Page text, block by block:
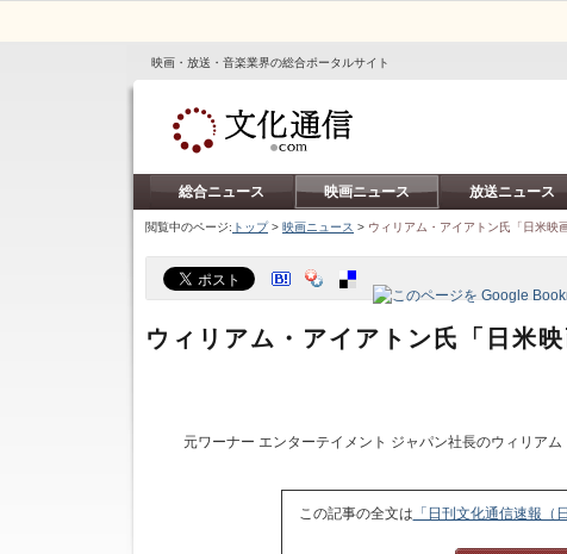
映画・放送・音楽業界の総合ポータルサイト
総合ニュース 映画ニュース 放送ニュース
閲覧中のページ: トップ> 映画ニュース > ウィリアム・アイアトン氏「日米映
ウィリアム・アイアトン氏「日米
元ワーナー エンターテイメント ジャパン社長のウィリア
この記事の全文は 「日刊文化通信速報（